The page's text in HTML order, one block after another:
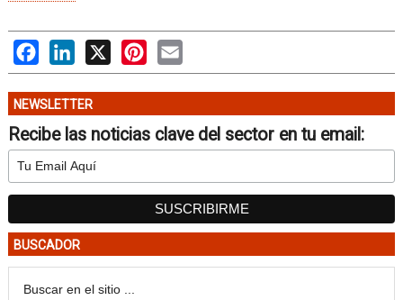
FacebookLinkedIn
X PinterestEmail
NEWSLETTER
Recibe las noticias clave del sector en tu email:
BUSCADOR